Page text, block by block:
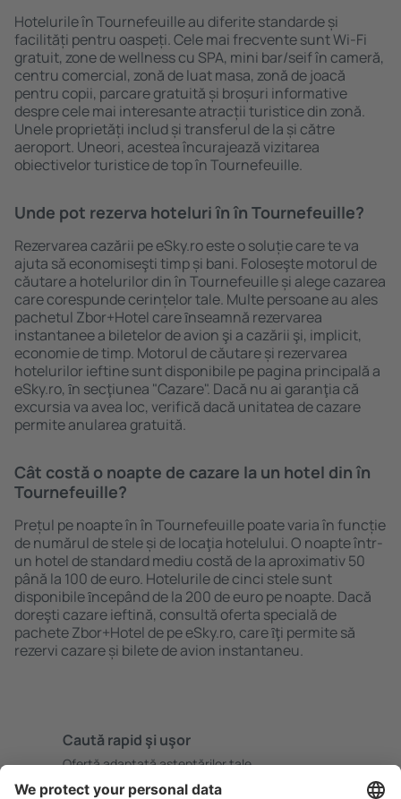
Hotelurile în Tournefeuille au diferite standarde și
facilități pentru oaspeți. Cele mai frecvente sunt Wi-Fi
gratuit, zone de wellness cu SPA, mini bar/seif în cameră,
centru comercial, zonă de luat masa, zonă de joacă
pentru copii, parcare gratuită și broșuri informative
despre cele mai interesante atracții turistice din zonă.
Unele proprietăți includ și transferul de la și către
aeroport. Uneori, acestea încurajează vizitarea
obiectivelor turistice de top în Tournefeuille.
Unde pot rezerva hoteluri ȋn în Tournefeuille?
Rezervarea cazării pe eSky.ro este o soluție care te va
ajuta să economiseşti timp și bani. Foloseşte motorul de
căutare a hotelurilor din în Tournefeuille și alege cazarea
care corespunde cerințelor tale. Multe persoane au ales
pachetul Zbor+Hotel care ȋnseamnă rezervarea
instantanee a biletelor de avion şi a cazării şi, implicit,
economie de timp. Motorul de căutare și rezervarea
hotelurilor ieftine sunt disponibile pe pagina principală a
eSky.ro, ȋn secţiunea "Cazare". Dacă nu ai garanţia că
excursia va avea loc, verifică dacă unitatea de cazare
permite anularea gratuită.
Cât costă o noapte de cazare la un hotel din în
Tournefeuille?
Prețul pe noapte în în Tournefeuille poate varia în funcție
de numărul de stele și de locaţia hotelului. O noapte într-
un hotel de standard mediu costă de la aproximativ 50
până la 100 de euro. Hotelurile de cinci stele sunt
disponibile ȋncepând de la 200 de euro pe noapte. Dacă
doreşti cazare ieftină, consultă oferta specială de
pachete Zbor+Hotel de pe eSky.ro, care ȋţi permite să
rezervi cazare și bilete de avion instantaneu.
Caută rapid şi uşor
Ofertă adaptată aşteptărilor tale.